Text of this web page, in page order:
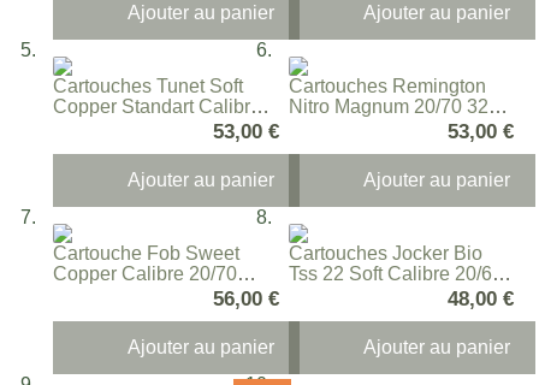
Ajouter au panier Ajouter au panier
Cartouches Tunet Soft
Copper Standart Calibre
53,00 €
Ajouter au panier
Cartouches Remington
Nitro Magnum 20/70 32
53,00 €
Ajouter au panier
Cartouche Fob Sweet
Copper Calibre 20/70
Haute Performance56,00 €
Ajouter au panier
Cartouches Jocker Bio
Tss 22 Soft Calibre 20/67
48,00 €
Ajouter au panier